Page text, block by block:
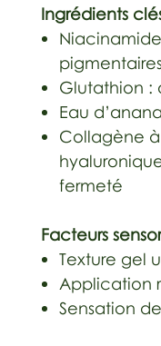
Ingrédients
Glutathion :
Eau
Collagène
fermeté
Facteurs
Texture gel
Application
Sensation